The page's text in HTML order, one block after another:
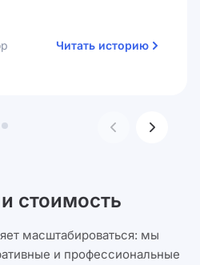
Читать историю
стоимость
масштабироваться: мы
и профессиональные